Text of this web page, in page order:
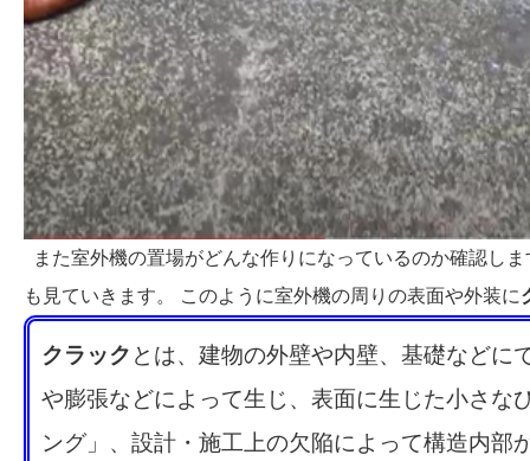
また室外機の置場がどんな作りになっているのか確認しま
も見ていきます。 このように室外機の周りの表面や外装に
クラック とは、建物の外壁や内壁、基礎などに
や膨張などによって生じ、表面に生じた小さな
ング」、設計・施工上の欠陥によって構造内部